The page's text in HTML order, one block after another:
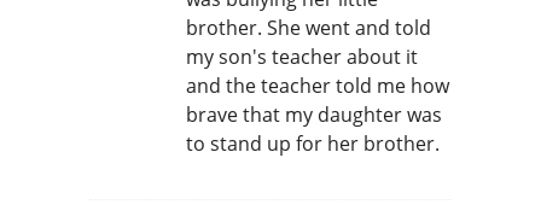
brother. She went and told
my son's teacher about it
and the teacher told me how
brave that my daughter was
to stand up for her brother.